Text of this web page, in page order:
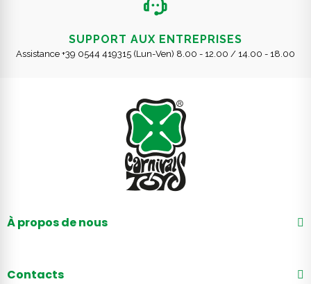
SUPPORT AUX ENTREPRISES
Assistance +39 0544 419315 (Lun-Ven) 8.00 - 12.00 / 14.00 - 18.00
À propos de nous
Contacts